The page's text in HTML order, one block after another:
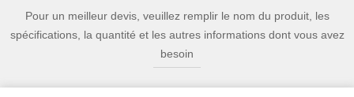
Pour un meilleur devis, veuillez remplir le nom du produit, les
spécifications, la quantité et les autres informations dont vous avez
besoin